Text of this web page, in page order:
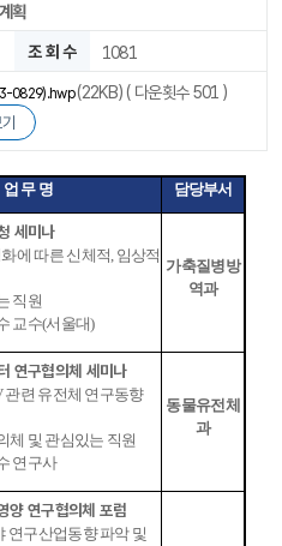
획
조 회 수 1081
0829).hwp(22KB) ( 다운횟수 501 )
업 무 명 담당부서
세미나
에 따른 신체적, 임상적
직원
교수(서울대)
가축질병방
역과
연구협의체 세미나
관련 유전체 연구동향
체 및 관심있는 직원
연구사
동물유전체
과
양 연구협의체 포럼
연구산업동향 ​파악 및